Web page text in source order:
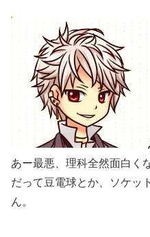
あー最悪、理科全然面白く
だって豆電球とか、ソケッ
ん。